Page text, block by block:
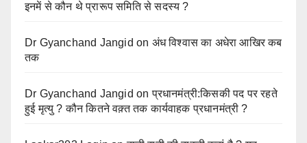
इनमें से कौन थे प्रारूप समिति से सदस्य ?
Dr Gyanchand Jangid on अंध विश्वास का अधेरा आखिर कब
तक
Dr Gyanchand Jangid onप्रधानमंत्री:किसकी पद पर रहते
हुई मृत्यु ? कौन कितने वक़्त तक कार्यवाहक प्रधानमंत्री ?